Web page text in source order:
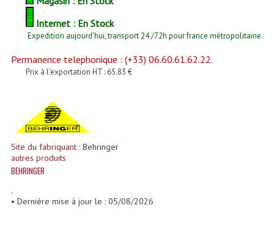
Egaliseur Egaliseurs
Packs Sono
Enceintes Passives Sono
Caisson De Basse Amplifié
Internet : En Stock
Expedition aujourd'hui, transport 24 /72h pour france métropolitaine.
Permanence telephonique : (+33) 06.60.61.62.22.
Prix à l'exportation HT : 65.83 €
Site du fabriquant :Behringer
autres produits
BEHRINGER
.
• Dernière mise à jour le : 05/08/2026